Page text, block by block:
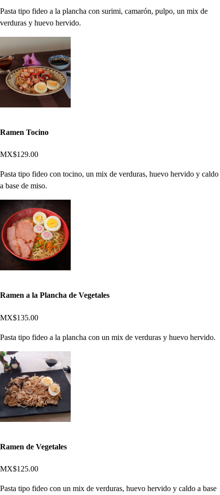
Pasta tipo fideo a la plancha con surimi, camarón, pulpo, un mix de
verduras y huevo hervido.
Ramen Tocino
MX$129.00
Pasta tipo fideo con tocino, un mix de verduras, huevo hervido y caldo
a base de miso.
Ramen a la Plancha de Vegetales
MX$135.00
Pasta tipo fideo a la plancha con un mix de verduras y huevo hervido.
Ramen de Vegetales
MX$125.00
Pasta tipo fideo con un mix de verduras, huevo hervido y caldo a base